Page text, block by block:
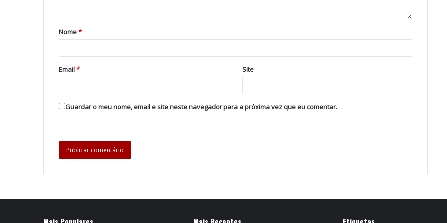
Nome*
Email* Site
Guardar o meu nome, email e site neste navegador para a próxima vez que eu comentar.